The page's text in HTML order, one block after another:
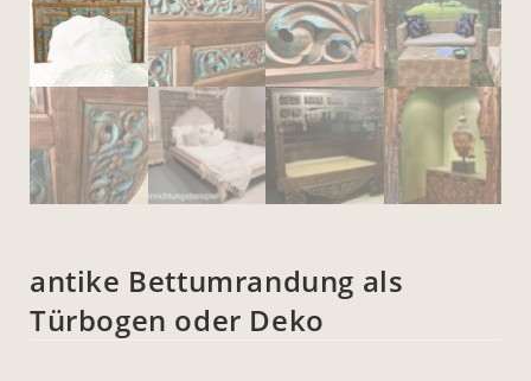
antike Bettumrandung als
Türbogen oder Deko